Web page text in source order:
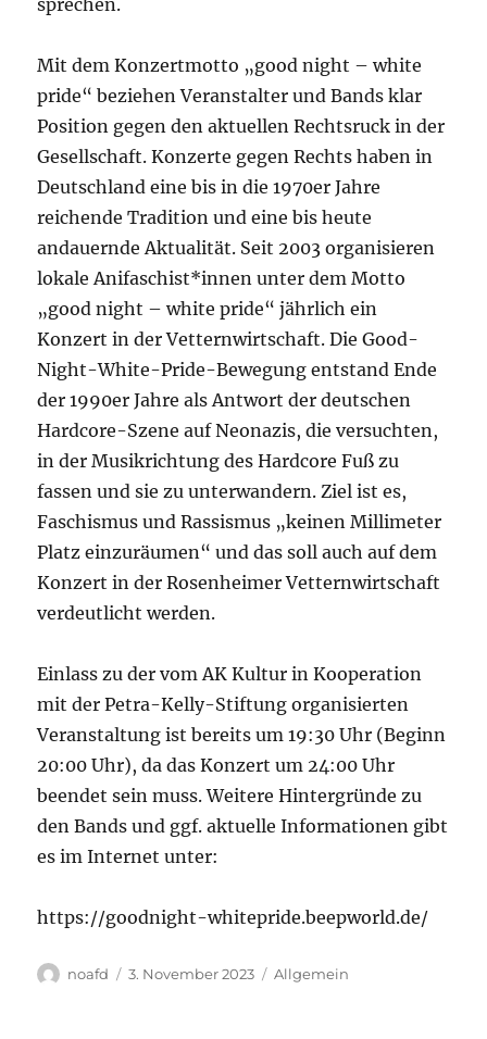
Mit dem Konzertmotto „good night – white
pride“ beziehen Veranstalter und Bands klar
Position gegen den aktuellen Rechtsruck in der
Gesellschaft. Konzerte gegen Rechts haben in
Deutschland eine bis in die 1970er Jahre
reichende Tradition und eine bis heute
andauernde Aktualität. Seit 2003 organisieren
lokale Anifaschist*innen unter dem Motto
„good night – white pride“ jährlich ein
Konzert in der Vetternwirtschaft. Die Good-
Night-White-Pride-Bewegung entstand Ende
der 1990er Jahre als Antwort der deutschen
Hardcore-Szene auf Neonazis, die versuchten,
in der Musikrichtung des Hardcore Fuß zu
fassen und sie zu unterwandern. Ziel ist es,
Faschismus und Rassismus „keinen Millimeter
Platz einzuräumen“ und das soll auch auf dem
Konzert in der Rosenheimer Vetternwirtschaft
verdeutlicht werden.
Einlass zu der vom AK Kultur in Kooperation
mit der Petra-Kelly-Stiftung organisierten
Veranstaltung ist bereits um 19:30 Uhr (Beginn
20:00 Uhr), da das Konzert um 24:00 Uhr
beendet sein muss. Weitere Hintergründe zu
den Bands und ggf. aktuelle Informationen gibt
es im Internet unter:
https://goodnight-whitepride.beepworld.de/
Autor
noafd
Veröffentlicht
3. November 2023 Kategorien
Allgemein